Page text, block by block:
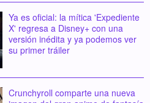
Ya es oficial: la mítica 'Expediente
X' regresa a Disney+ con una
versión inédita y ya podemos ver
su primer tráiler
Crunchyroll comparte una nueva